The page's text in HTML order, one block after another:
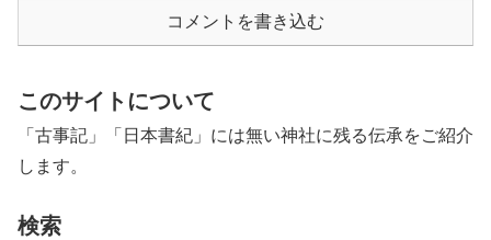
コメントを書き込む
このサイトについて
「古事記」「日本書紀」には無い神社に残る伝承をご紹介
します。
検索